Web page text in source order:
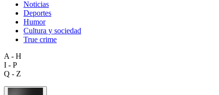
Noticias
Deportes
Humor
Cultura y sociedad
True crime
A - H
I - P
Q - Z